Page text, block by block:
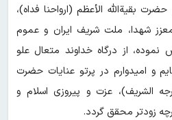
بقیةالله الأعظم (ارواحنا فداه)،
معزز شهدا، ملت شریف ایران و عموم
از درگاه خداوند متعال علو
و امیدوارم در پرتو عنایات حضرت
الشریف)، عزت و پیروزی اسلام و
زودتر محقق گردد.